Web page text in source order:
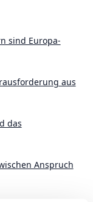
sind Europa-
aus
das
Anspruch